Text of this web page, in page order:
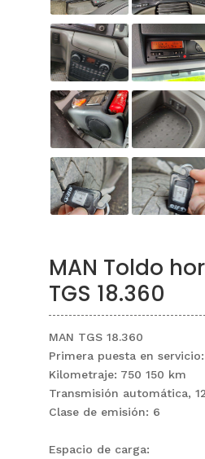
MAN Toldo
TGS 18.360
MAN TGS 18.360
Primera puesta en
Kilometraje: 750 150 km
Transmisión automática,
Clase de emisión: 6
Espacio de carga: